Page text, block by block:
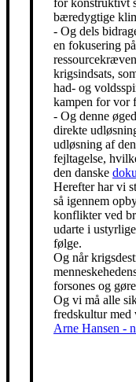
for konstruktivt
bæredygtige
- Og dels
en fokusering
krigsindsats,
had- og
kampen for vor
- Og denne
direkte
udløsning af
fejltagelse,
den danske
Herefter har vi
så igennem
konflikter ved
udarte i
følge.
Og når
forsones og
Og vi må alle
fredskultur
Arne Hansen -